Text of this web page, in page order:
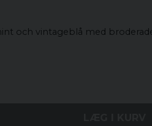
och vintageblå med